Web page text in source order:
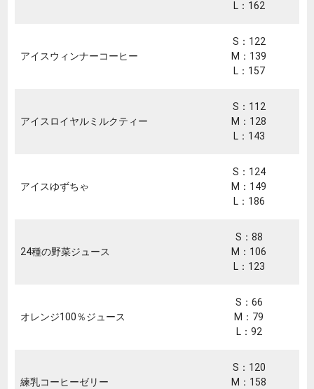
L：162
アイスウィンナーコーヒー
S：122
M：139
L：157
アイスロイヤルミルクティー
S：112
M：128
L：143
アイスゆずちゃ
S：124
M：149
L：186
24種の野菜ジュース
S：88
M：106
L：123
オレンジ100％ジュース
S：66
M：79
L：92
練乳コーヒーゼリー
S：120
M：158